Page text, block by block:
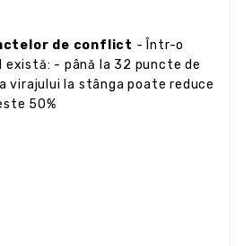
de conflict - Într-o
- până la 32 puncte de
la stânga poate reduce
50%